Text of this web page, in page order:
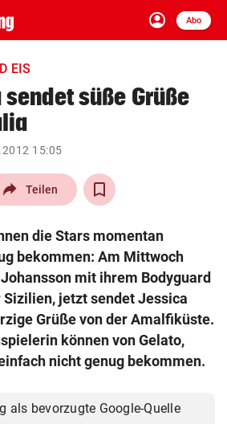
account_circle
Anmelden
Abo
close Schließen
arrow_right
EIS
süße Grüße
15:05
Teilen
die Stars momentan
bekommen: Am Mittwoch
mit ihrem Bodyguard
jetzt sendet Jessica
Grüße von der Amalfiküste.
können von Gelato,
nicht genug bekommen.
als bevorzugte Google-Quelle